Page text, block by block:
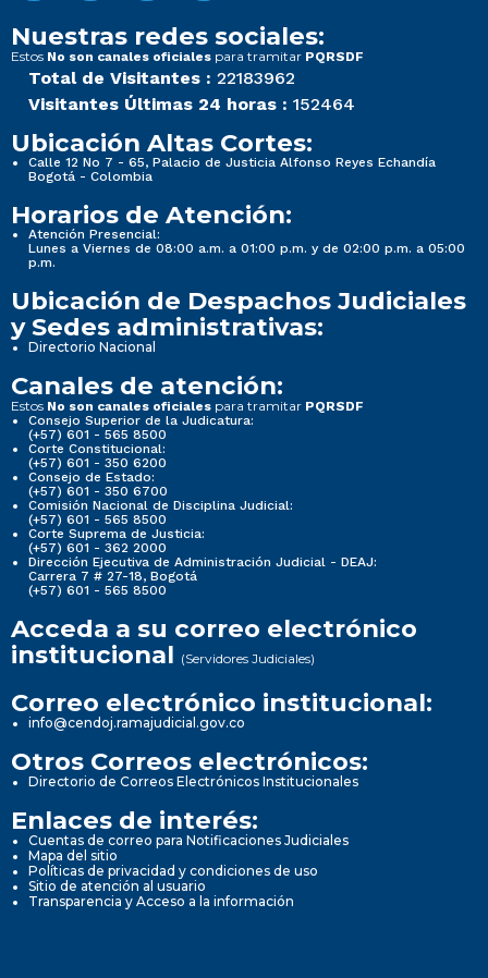
Nuestras redes sociales:
Estos No son canales oficiales para tramitar PQRSDF
Total de Visitantes : 22183962
Visitantes Últimas 24 horas : 152464
Ubicación Altas Cortes:
Calle 12 No 7 - 65, Palacio de Justicia Alfonso Reyes Echandía
Bogotá - Colombia
Horarios de Atención:
Atención Presencial:
Lunes a Viernes de 08:00 a.m. a 01:00 p.m. y de 02:00 p.m. a 05:00
p.m.
Ubicación de Despachos Judiciales
y Sedes administrativas:
Directorio Nacional
Canales de atención:
Estos No son canales oficiales para tramitar PQRSDF
Consejo Superior de la Judicatura:
(+57) 601 - 565 8500
Corte Constitucional:
(+57) 601 - 350 6200
Consejo de Estado:
(+57) 601 - 350 6700
Comisión Nacional de Disciplina Judicial:
(+57) 601 - 565 8500
Corte Suprema de Justicia:
(+57) 601 - 362 2000
Dirección Ejecutiva de Administración Judicial - DEAJ:
Carrera 7 # 27-18, Bogotá
(+57) 601 - 565 8500
Acceda a su correo electrónico
institucional (Servidores Judiciales)
Correo electrónico institucional:
info@cendoj.ramajudicial.gov.co
Otros Correos electrónicos:
Directorio de Correos Electrónicos Institucionales
Enlaces de interés:
Cuentas de correo para Notificaciones Judiciales
Mapa del sitio
Políticas de privacidad y condiciones de uso
Sitio de atención al usuario
Transparencia y Acceso a la información